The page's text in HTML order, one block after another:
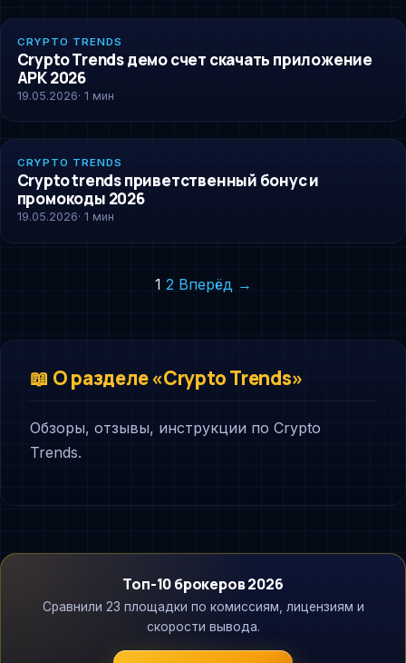
CRYPTO-TRENDS
CRYPTO TRENDS
Crypto Trends демо счет скачать приложение
APK 2026
19.05.2026· 1 мин
CRYPTO-TRENDS
CRYPTO TRENDS
Crypto trends приветственный бонус и
промокоды 2026
19.05.2026· 1 мин
Пагинация
1 2 Вперёд →
📖 О разделе «Crypto Trends»
Обзоры, отзывы, инструкции по Crypto
Trends.
Топ-10 брокеров 2026
Сравнили 23 площадки по комиссиям, лицензиям и
скорости вывода.